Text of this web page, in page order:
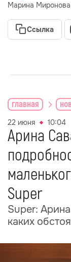
Марина Миронова
Ссылка
главная
22 июня 10:04
Арина
Super
Super:
каких